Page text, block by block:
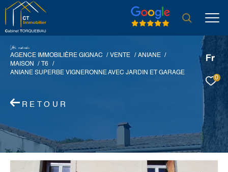
Fr
0
Vore recece
AGENCE IMMOBILIÈRE GIGNAC
VENTE
ANIANE
MAISON
T6
ANIANE SUPERBE VIGNERONNE AVEC JARDIN ET GARAGE
RETOUR